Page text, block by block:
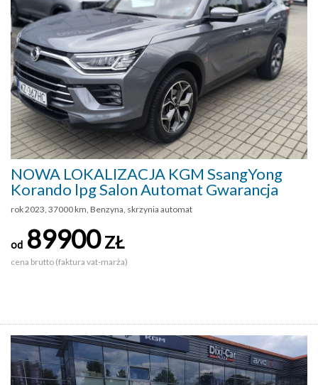
NOWA LOKALIZACJA KGM SsangYong
Korando lpg Salon Automat Gwarancja
rok 2023, 37000 km, Benzyna, skrzynia automat
od 89900ZŁ
cena brutto (faktura vat-marża)